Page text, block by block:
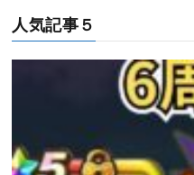
人気記事５